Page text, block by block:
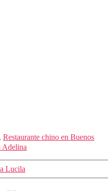
, Restaurante chino en Buenos
Adelina
Lucila